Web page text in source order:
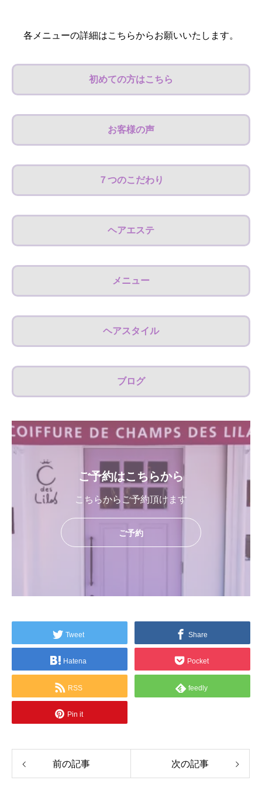
各メニューの詳細はこちらからお願いいたします。
初めての方はこちら
お客様の声
７つのこだわり
ヘアエステ
メニュー
ヘアスタイル
ブログ
ご予約はこちらから
こちらからご予約頂けます
ご予約
Tweet Share
Hatena Pocket
RSS feedly
Pin it
前の記事 次の記事